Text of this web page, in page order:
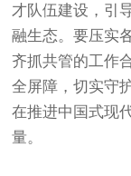
才队伍建设，引
融生态。要压实
齐抓共管的工作
全屏障，切实守
在推进中国式现
量。